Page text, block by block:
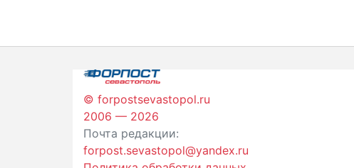
© forpostsevastopol.ru
2006 — 2026
Почта редакции:
forpost.sevastopol@yandex.ru